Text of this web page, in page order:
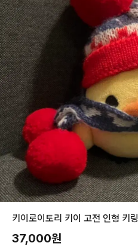
키이로이토리 키이 고전 인형 키링
37,000원